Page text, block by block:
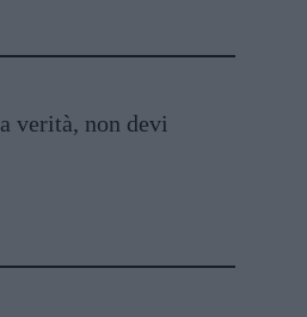
verità, non devi